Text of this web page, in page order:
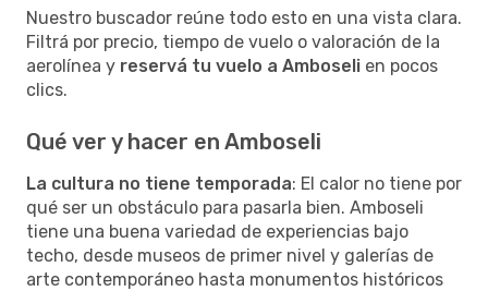
Nuestro buscador reúne todo esto en una vista clara.
Filtrá por precio, tiempo de vuelo o valoración de la
aerolínea y reservá tu vuelo a Amboseli en pocos
clics.
Qué ver y hacer en Amboseli
La cultura no tiene temporada: El calor no tiene por
qué ser un obstáculo para pasarla bien. Amboseli
tiene una buena variedad de experiencias bajo
techo, desde museos de primer nivel y galerías de
arte contemporáneo hasta monumentos históricos